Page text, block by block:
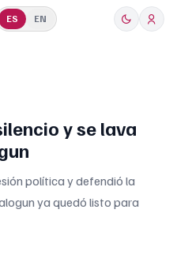
ES EN
y se lava
política y defendió la
ya quedó listo para